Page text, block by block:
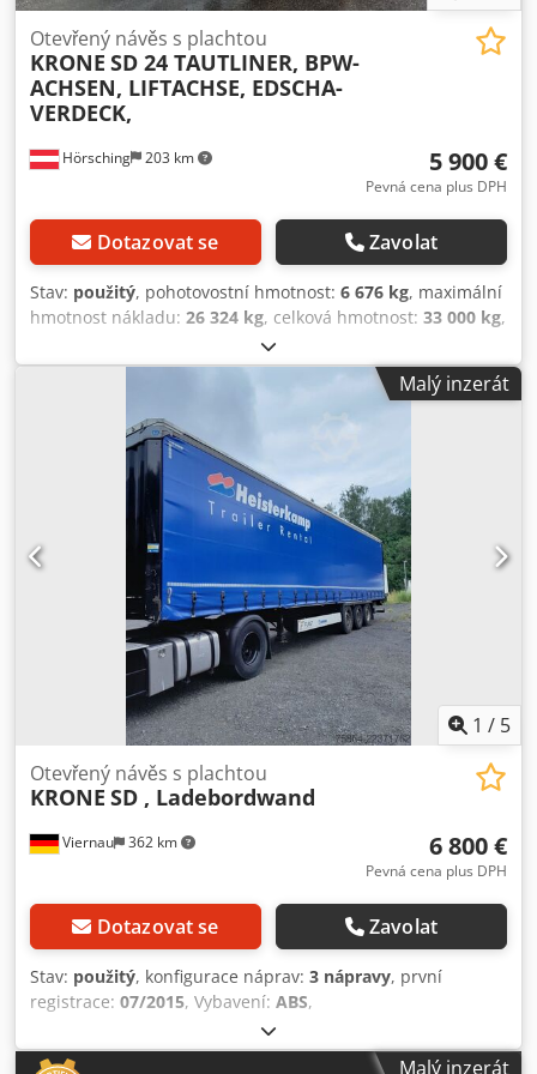
si právo na tiskové chyby, chyby a prodej během doby.
Hörsching 203 km
Otevřený návěs s plachtou
KRONE SD 24 TAUTLINER, BPW-
ACHSEN, LIFTACHSE, EDSCHA-
VERDECK,
5 900 €
Pevná cena plus DPH
Dotazovat se Zavolat
Stav: použitý, pohotovostní hmotnost: 6 676 kg, maximální
hmotnost nákladu: 26 324 kg, celková hmotnost: 33 000 kg,
3 nápravy
zavěšení:vzduch, rozměr pneumatiky:385/65 R22.5,
, | Kögel SD24 Tautliner | nápravy BPW s
kotoučovými brzdami | zvedací náprava | skříňka na nářadí
| držák na rezervní kolo | pneumatiky: 385/65 R22.5 |
rakouské vozidlo | Změny, chyby v zadání a předchozí
prodej vyhrazeny. Cedpjzhtf Tjfx Apijrf
Malý inzerát
1 / 5
Viernau 362 km
Otevřený návěs s plachtou
KRONE SD , Ladebordwand
6 800 €
Pevná cena plus DPH
Dotazovat se Zavolat
Stav: použitý, konfigurace náprav: 3 nápravy, první
registrace: 07/2015, Vybavení: ABS,
Malý inzerát